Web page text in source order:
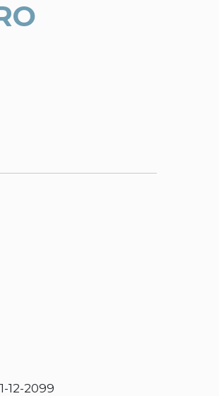
12-2099